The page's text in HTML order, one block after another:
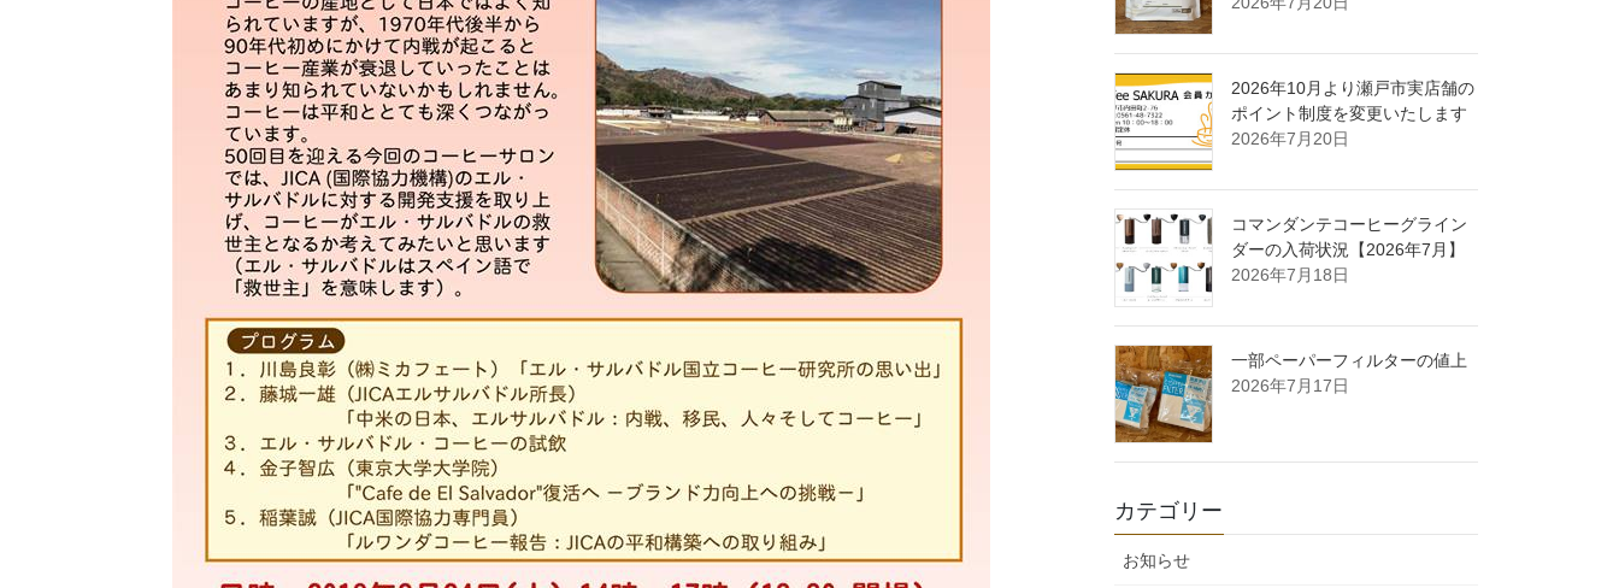
2026年10月より瀬戸市実店舗の
ポイント制度を変更いたします
2026年7月20日
コマンダンテコーヒーグライン
ダーの入荷状況【2026年7月】
2026年7月18日
一部ペーパーフィルターの値上
2026年7月17日
カテゴリー
お知らせ